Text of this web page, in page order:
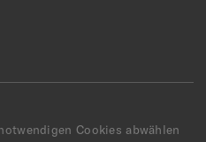
Cookies abwählen